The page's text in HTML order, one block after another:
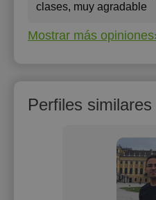
clases, muy agradable
Mostrar más
Perfiles similares